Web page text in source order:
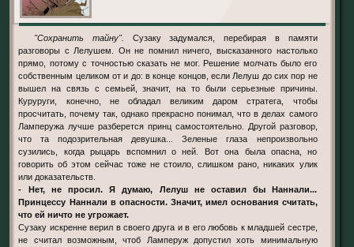
"Сохранить тайну".
Сузаку задумался, перебирая в памяти
разговоры с Лелушем. Он не помнил ничего, высказанного настолько
прямо, потому с точностью сказать не мог. Решение молчать было его
собственным целиком от и до: в конце концов, если Лелуш до сих пор не
вышел на связь с семьей, значит, на то были серьезные причины.
Куруруги, конечно, не обладал великим даром стратега, чтобы
просчитать, почему так, однако прекрасно понимал, что в делах самого
Ламперужа лучше разберется принц самостоятельно. Другой разговор,
что та подозрительная девушка... Зеленые глаза непроизвольно
сузились, когда рыцарь вспомнил о ней. Вот она была опасна, но
говорить об этом сейчас тоже не стоило, слишком рано, никаких улик
или доказательств.
- Нет, не просил. Я думаю, Лелуш не оставил бы Наннали...
Принцессу Наннали в опасности. Значит, имел основания считать,
что ей ничто не угрожает.
Сузаку искренне верил в своего друга и в его любовь к младшей сестре,
не считал возможным, чтоб Ламперуж допустил хоть минимальную